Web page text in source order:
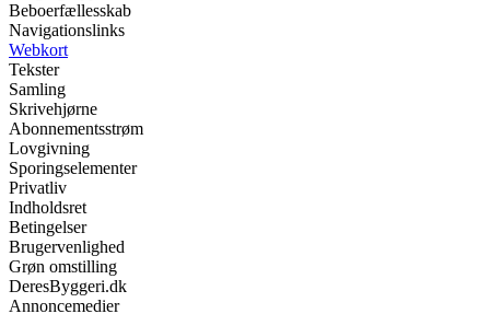
Beboerfællesskab
Navigationslinks
Webkort
Tekster
Samling
Skrivehjørne
Abonnementsstrøm
Lovgivning
Sporingselementer
Privatliv
Indholdsret
Betingelser
Brugervenlighed
Grøn omstilling
DeresByggeri.dk
Annoncemedier